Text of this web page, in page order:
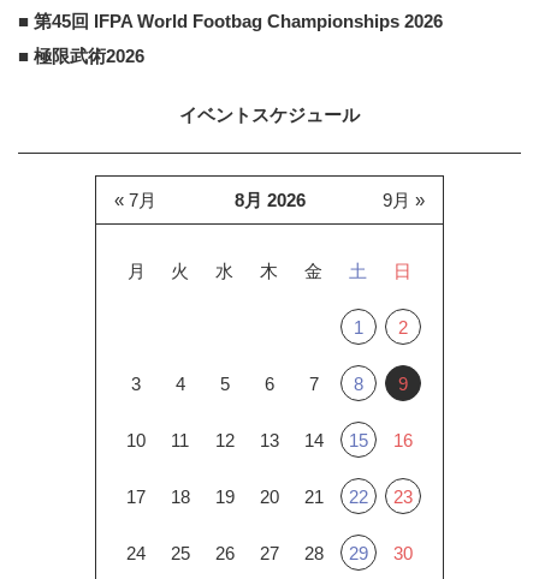
■ 第45回 IFPA World Footbag Championships 2026
■ 極限武術2026
イベントスケジュール
8月 2026
月 火 水 木 金 土 日
1 2
3 4 5 6 7 8 9
10 11 12 13 14 15 16
17 18 19 20 21 22 23
24 25 26 27 28 29 30
« 7月 9月 »